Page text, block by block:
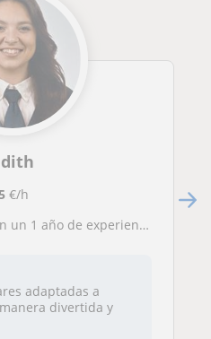
€/h
dar cualquier asignatura a niños de entre 3 y 12 años
adaptadas a
divertida y